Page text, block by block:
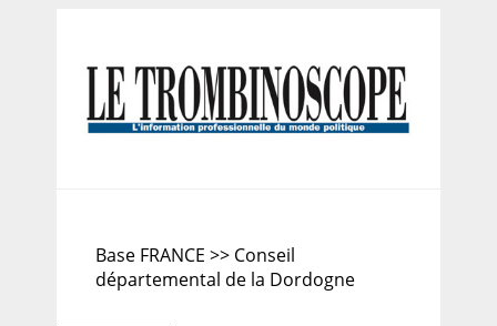
Base FRANCE >> Conseil
départemental de la Dordogne